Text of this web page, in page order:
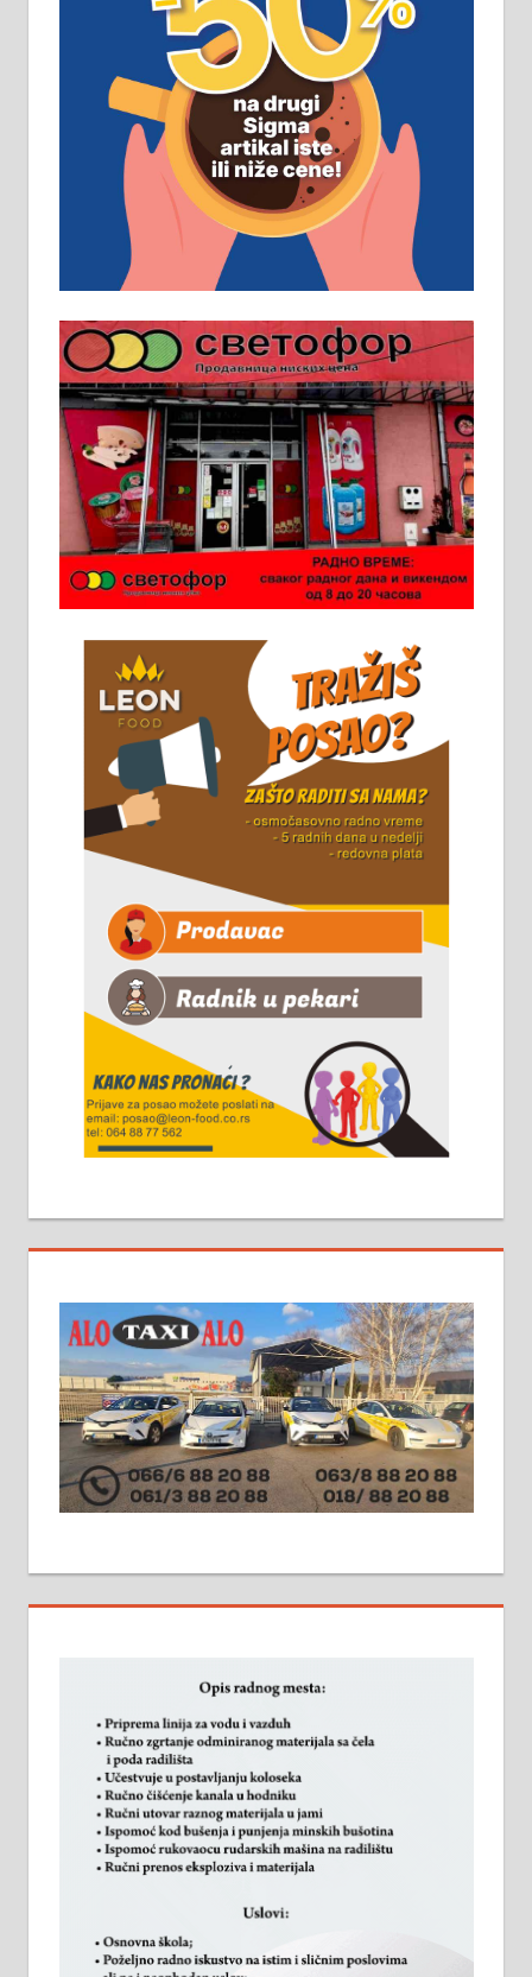
Рудник и флотација Рудник
д.о.о. Рудник запошљава 20
помоћника рудара. Услови:
Основна школа, пожељно радно
искуство на истим и сличним
пословима, али не и неопходан
услов. Обезбеђен смештај,
превоз, исхрана. 032/57-41-122 –
локал 22
Пружам услуге завршних радова
у грађевини, хидроизолације и
молерских радова. 061/25-28-058
Ало таксију потребан возач са Б
категоријом. 064/02-85-511
Потребна два радника за рад на
стоваришту „Липа промет” у
Алексинцу. За више
информација доћи лично на
стовариште у улици Максима
Горког 26 сваког радног дана од
Чистим све врсте димњака.
061/32-13-445